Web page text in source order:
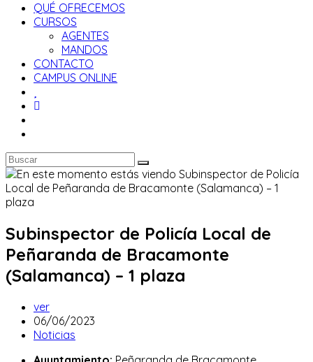
QUÉ OFRECEMOS
CURSOS
AGENTES
MANDOS
CONTACTO
CAMPUS ONLINE
Subinspector de Policía Local de
Peñaranda de Bracamonte
(Salamanca) – 1 plaza
Autor
de
la
ver
Publicación
de
06/06/2023
Categoría
Noticias